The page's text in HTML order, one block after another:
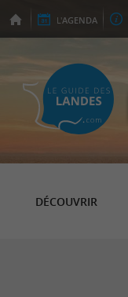
L'AGENDA
DÉCOUVRIR